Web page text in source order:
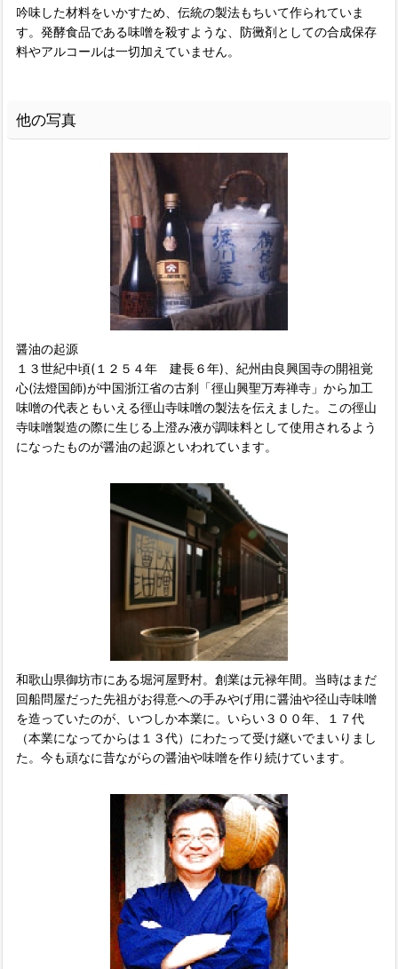
吟味した材料をいかすため、伝統の製法もちいて作られていま
す。発酵食品である味噌を殺すような、防黴剤としての合成保存
料やアルコールは一切加えていません。
他の写真
醤油の起源
１３世紀中頃(１２５４年 建長６年)、紀州由良興国寺の開祖覚
心(法燈国師)が中国浙江省の古刹「徑山興聖万寿禅寺」から加工
味噌の代表ともいえる徑山寺味噌の製法を伝えました。この徑山
寺味噌製造の際に生じる上澄み液が調味料として使用されるよう
になったものが醤油の起源といわれています。
和歌山県御坊市にある堀河屋野村。創業は元禄年間。当時はまだ
回船問屋だった先祖がお得意への手みやげ用に醤油や径山寺味噌
を造っていたのが、いつしか本業に。いらい３００年、１７代
（本業になってからは１３代）にわたって受け継いでまいりまし
た。今も頑なに昔ながらの醤油や味噌を作り続けています。